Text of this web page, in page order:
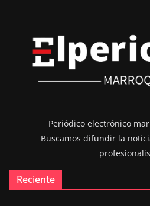
Periódico electrónico
Buscamos difundir la
Reciente